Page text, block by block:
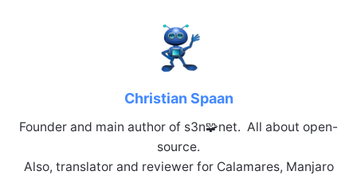
Christian Spaan
Founder and main author of s3n🧩net. All about open-
source.
Also, translator and reviewer for Calamares, Manjaro